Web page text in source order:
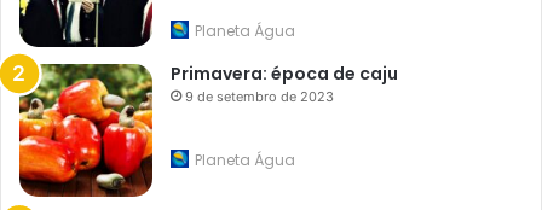
Planeta Água
Primavera: época de caju
9 de setembro de 2023
Planeta Água